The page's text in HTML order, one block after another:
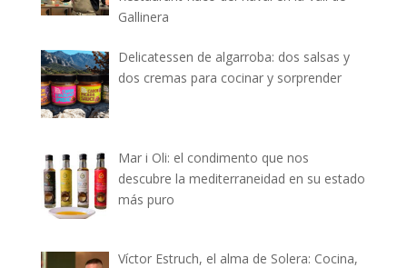
Gallinera
Delicatessen de algarroba: dos salsas y
dos cremas para cocinar y sorprender
Mar i Oli: el condimento que nos
descubre la mediterraneidad en su estado
más puro
Víctor Estruch, el alma de Solera: Cocina,